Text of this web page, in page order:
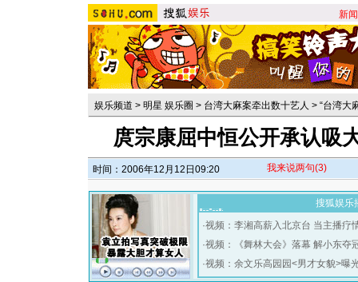
新闻
娱乐频道 > 明星 娱乐圈 > 台湾大麻案牵出数十艺人 > “台湾大
庹宗康屈中恒公开承认吸
时间：2006年12月12日09:20 我来说两句(3)
搜狐娱乐
·视频：李湘高薪入北京台 当主播疗
·视频：《舞林大会》落幕 解小东夺
·视频：余文乐高园园<男才女貌>曝